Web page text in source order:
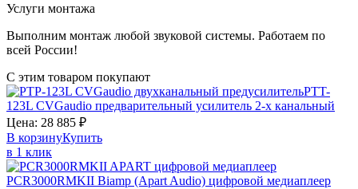
Услуги монтажа
Выполним монтаж любой звуковой системы. Работаем по
всей России!
С этим товаром покупают
PTT-
123L CVGaudio предварительный усилитель 2-х канальный
Цена: 28 885 ₽
В корзинуКупить
в 1 клик
PCR3000RMKII Biamp (Apart Audio) цифровой медиаплеер